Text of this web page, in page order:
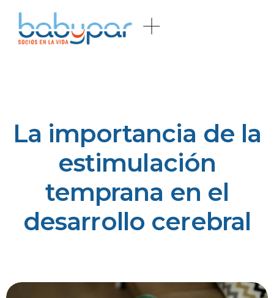
La importancia de la
estimulación
temprana en el
desarrollo cerebral